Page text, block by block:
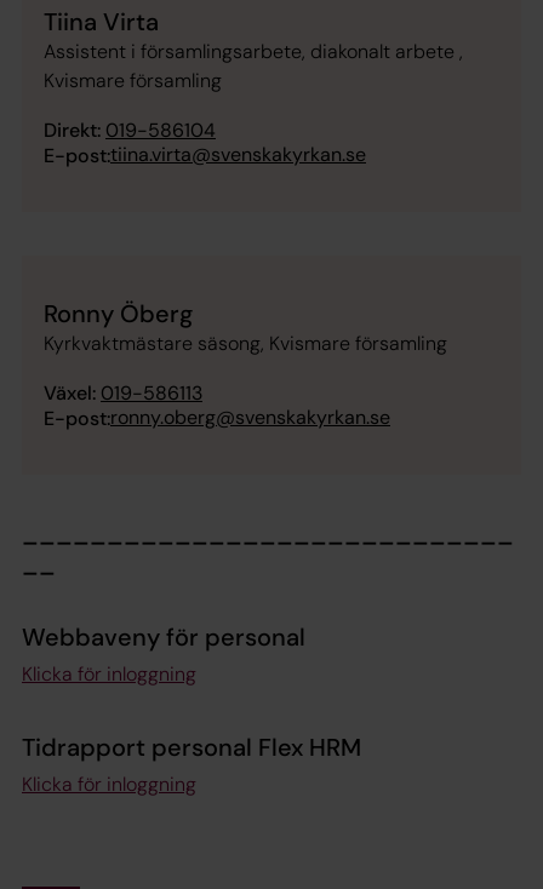
Tiina Virta
Assistent i församlingsarbete, diakonalt arbete ,
Kvismare församling
Direkt: 019-586104
E-post:tiina.virta@svenskakyrkan.se
Ronny Öberg
Kyrkvaktmästare säsong, Kvismare församling
Växel: 019-586113
E-post:ronny.oberg@svenskakyrkan.se
Webbaveny för personal
Klicka för inloggning
Tidrapport personal Flex HRM
Klicka för inloggning